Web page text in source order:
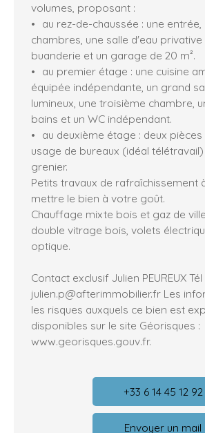
volumes, proposant :
au rez-de-chaussée : une entrée,
chambres, une salle d'eau privative
buanderie et un garage de 20 m².
au premier étage : une cuisine
équipée indépendante, un grand
lumineux, une troisième chambre,
bains et un WC indépendant.
au deuxième étage : deux
usage de bureaux (idéal
grenier.
Petits travaux de rafraîchissement
mettre le bien à votre goût.
Chauffage mixte bois et gaz de
double vitrage bois, volets
optique.
Contact exclusif Julien PEUREUX Tél
julien.p@afterimmobilier.fr Les
les risques auxquels ce bien est
disponibles sur le site Géorisques :
www.georisques.gouv.fr.
+33 6 14 45 12 92
Envoyer un mail